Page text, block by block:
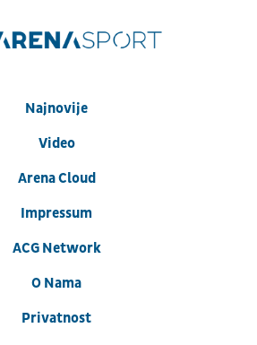
Najnovije
Video
Arena Cloud
Impressum
ACG Network
O Nama
Privatnost